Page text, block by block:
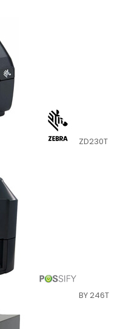
ZD230T
BY 246T